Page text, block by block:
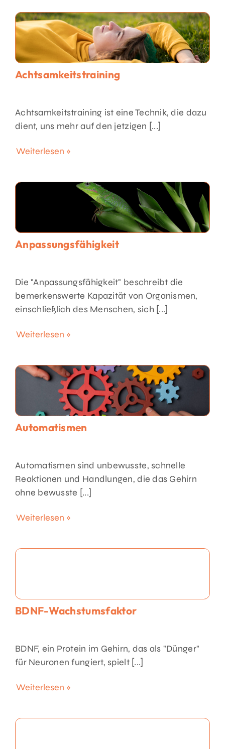
Über Uns
Achtsamkeitstraining
Achtsamkeitstraining ist eine Technik, die dazu
dient, uns mehr auf den jetzigen [...]
Weiterlesen »
Anpassungsfähigkeit
Die "Anpassungsfähigkeit" beschreibt die
bemerkenswerte Kapazität von Organismen,
einschließlich des Menschen, sich [...]
Weiterlesen »
Automatismen
Automatismen sind unbewusste, schnelle
Reaktionen und Handlungen, die das Gehirn
ohne bewusste [...]
Weiterlesen »
BDNF-Wachstumsfaktor
BDNF, ein Protein im Gehirn, das als "Dünger"
für Neuronen fungiert, spielt [...]
Weiterlesen »